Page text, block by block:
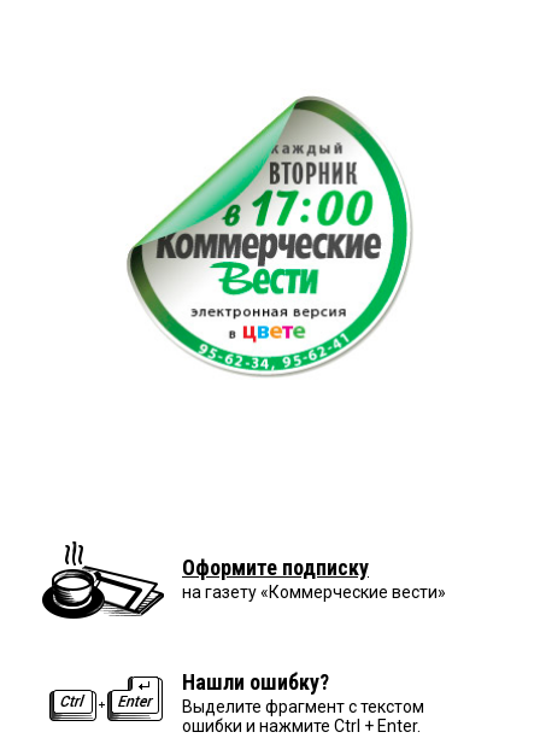
Оформите подписку
на газету «Коммерческие вести»
Нашли ошибку?
Выделите фрагмент с текстом
ошибки и нажмите Ctrl + Enter.